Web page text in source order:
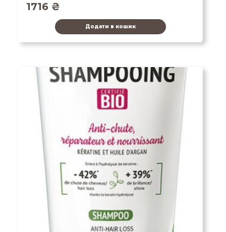
1716 ₴
Додати в кошик